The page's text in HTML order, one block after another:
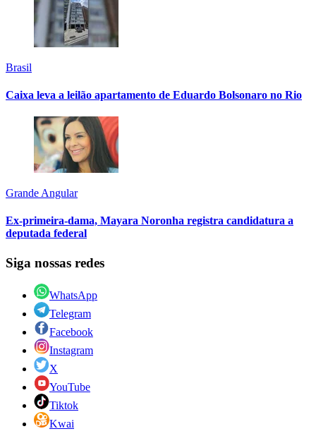
Brasil
Caixa leva a leilão apartamento de Eduardo Bolsonaro no Rio
Grande Angular
Ex-primeira-dama, Mayara Noronha registra candidatura a
deputada federal
Siga nossas redes
WhatsApp
Telegram
Facebook
Instagram
X
YouTube
Tiktok
Kwai